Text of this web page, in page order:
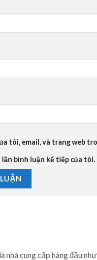
tôi, email, và trang web
bình luận kế tiếp của tôi.
nhà cung cấp hàng đầu